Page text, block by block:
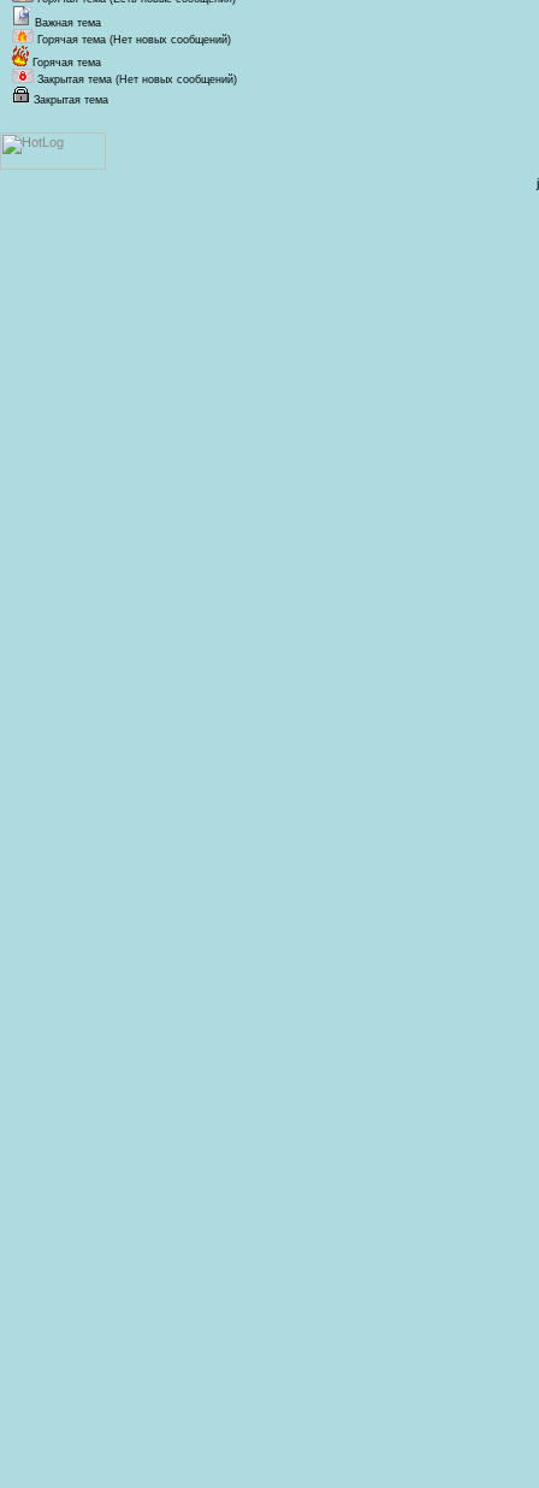
Важная тема
Горячая тема (Нет новых сообщений)
Горячая тема
Закрытая тема (Нет новых сообщений)
Закрытая тема